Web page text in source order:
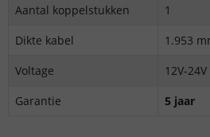
Aantal koppelstukken
1
Dikte kabel
1.953
Voltage
12V-24V
Garantie
5 jaar